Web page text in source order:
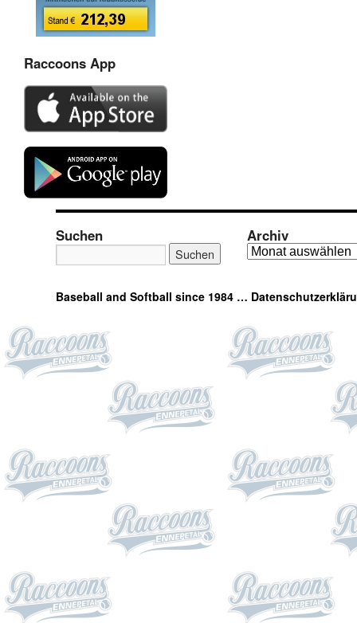
Raccoons App
Suchen Archiv
Baseball and Softball since 1984 …